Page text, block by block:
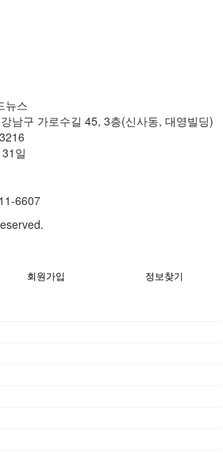
뉴스
남구 가로수길 45, 3층(신사동, 대영빌딩)
일
6607
회원가입 정보찾기